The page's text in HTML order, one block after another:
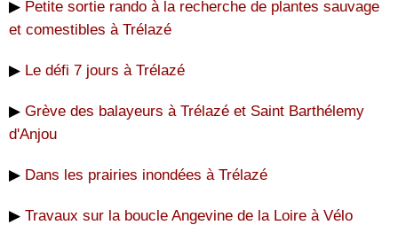
▶ Petite sortie rando à la recherche de plantes sauvage
et comestibles à Trélazé
▶ Le défi 7 jours à Trélazé
▶ Grève des balayeurs à Trélazé et Saint Barthélemy
d'Anjou
▶ Dans les prairies inondées à Trélazé
▶ Travaux sur la boucle Angevine de la Loire à Vélo